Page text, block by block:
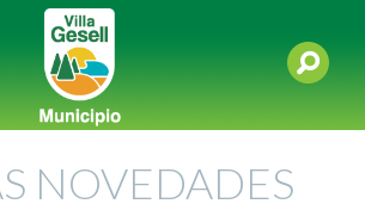
NOVEDADES